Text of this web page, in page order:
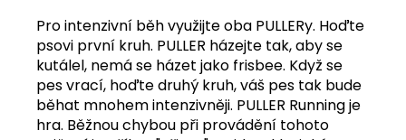
Pro intenzivní běh využijte oba PULLERy. Hoďte
psovi první kruh. PULLER házejte tak, aby se
kutálel, nemá se házet jako frisbee. Když se
pes vrací, hoďte druhý kruh, váš pes tak bude
běhat mnohem intenzivněji. PULLER Running je
hra. Běžnou chybou při provádění tohoto